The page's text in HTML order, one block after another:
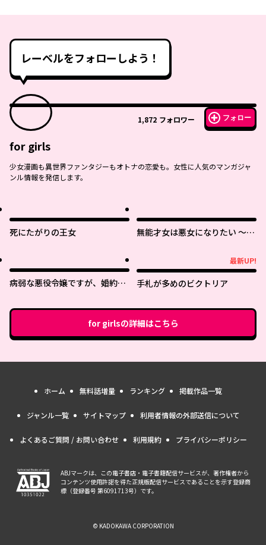
レーベルをフォローしよう！
1,872 フォロワー フォロー
for girls
少女漫画も異世界ファンタジーもオトナの恋愛も。女性に人気のマンガジャ
ンル情報を発信します。
死にたがりの王女
無能才女は悪女になりたい ～義
爵様の溺愛に気づかない～
病弱な悪役令嬢ですが、婚約者
たち犬猿の仲でしたよね!?)
最新UP!
手札が多めのビクトリア
for girlsの詳細はこちら
ホーム 無料話増量 ランキング 掲載作品一覧
ジャンル一覧 サイトマップ 利用者情報の外部送信について
よくあるご質問 / お問い合わせ 利用規約 プライバシーポリシー
ABJマークは、この電子書店・電子書籍配信サービスが、著作権者から
コンテンツ使用許諾を得た正規版配信サービスであることを示す登録商
標（登録番号 第6091713号）です。
© KADOKAWA CORPORATION